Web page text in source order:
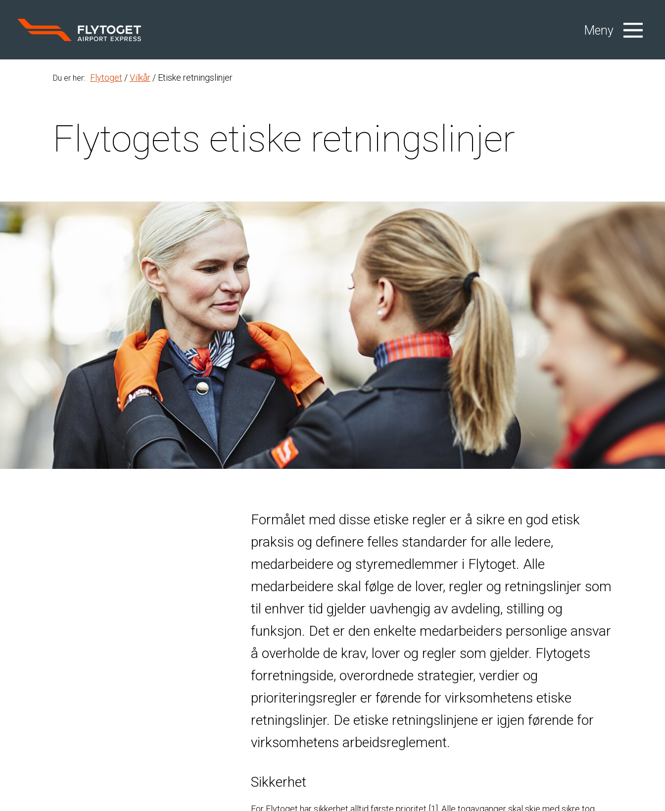
Meny
Du er her: Flytoget Vilkår Etiske retningslinjer
Flytogets etiske retningslinjer
Formålet med disse etiske regler er å sikre en god etisk
praksis og definere felles standarder for alle ledere,
medarbeidere og styremedlemmer i Flytoget. Alle
medarbeidere skal følge de lover, regler og retningslinjer som
til enhver tid gjelder uavhengig av avdeling, stilling og
funksjon. Det er den enkelte medarbeiders personlige ansvar
å overholde de krav, lover og regler som gjelder. Flytogets
forretningside, overordnede strategier, verdier og
prioriteringsregler er førende for virksomhetens etiske
retningslinjer. De etiske retningslinjene er igjen førende for
virksomhetens arbeidsreglement.
Sikkerhet
For Flytoget har sikkerhet alltid første prioritet [1]. Alle togavganger skal skje med sikre tog,